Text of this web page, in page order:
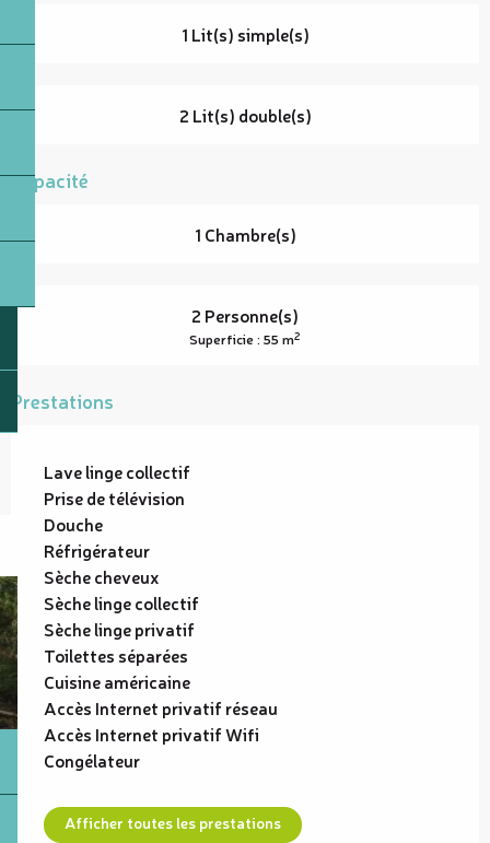
1 Lit(s) simple(s)
2 Lit(s) double(s)
Capacité
1 Chambre(s)
2 Personne(s)
Superficie : 55 m2
Prestations
Lave linge collectif
Prise de télévision
Douche
Réfrigérateur
Sèche cheveux
Sèche linge collectif
Sèche linge privatif
Toilettes séparées
Cuisine américaine
Accès Internet privatif réseau
Accès Internet privatif Wifi
Congélateur
Afficher toutes les prestations